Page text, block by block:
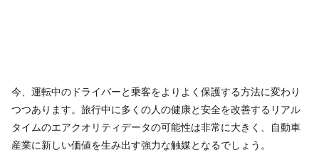
今、運転中のドライバーと乗客をよりよく保護する方法に変わり
つつあります。旅行中に多くの人の健康と安全を改善するリアル
タイムのエアクオリティデータの可能性は非常に大きく、自動車
産業に新しい価値を生み出す強力な触媒となるでしょう。